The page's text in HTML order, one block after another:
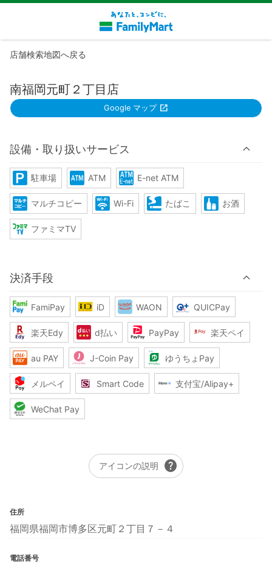
店舗検索地図へ戻る
南福岡元町２丁目店
Google マップ
設備・取り扱いサービス
駐車場 ATM E-net ATM
マルチコピー Wi-Fi たばこ お酒
ファミマTV
決済手段
FamiPay iD WAON QUICPay
楽天Edy d払い PayPay 楽天ペイ
au PAY J-Coin Pay ゆうちょPay
メルペイ Smart Code 支付宝/Alipay+
WeChat Pay
アイコンの説明 help
住所
福岡県福岡市博多区元町２丁目７－４
電話番号